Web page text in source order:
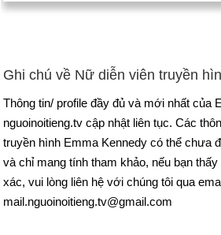
Ghi chú về Nữ diễn viên truyền
Thông tin/ profile đầy đủ và mới nhất của
nguoinoitieng.tv cập nhật liên tục. Các
truyền hình Emma Kennedy có thể chưa
và chỉ mang tính tham khảo, nếu bạn
xác, vui lòng liên hệ với chúng tôi qua
mail.nguoinoitieng.tv@gmail.com